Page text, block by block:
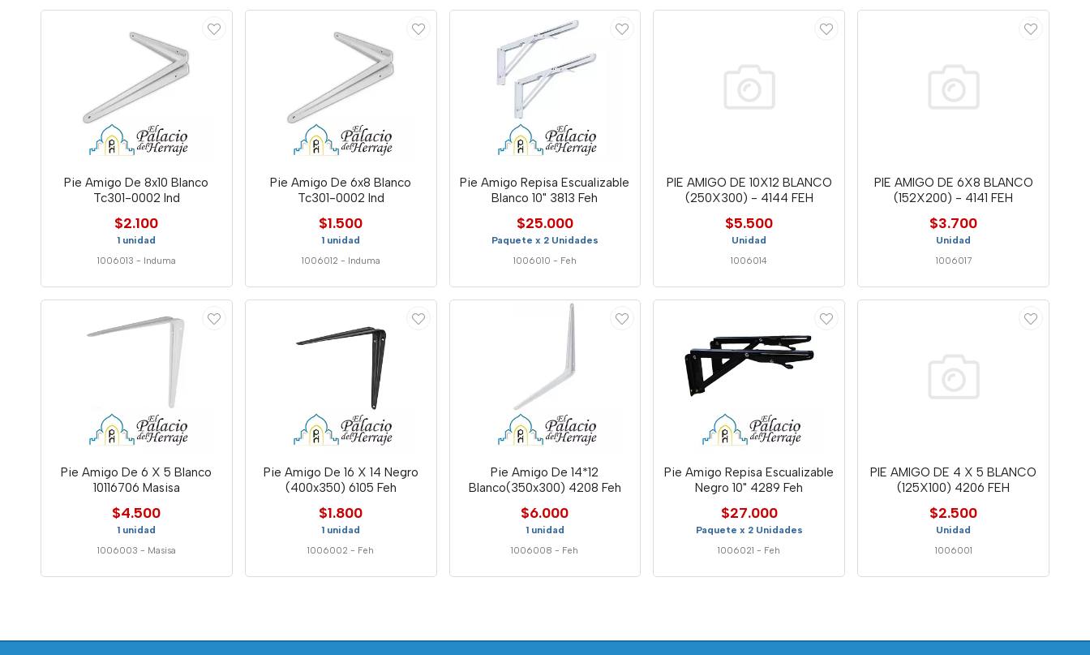
Pie Amigo De 8x10 Blanco
Tc301-0002 Ind
$2.100
1 unidad
1006013 - Induma
Pie Amigo De 6x8 Blanco
Tc301-0002 Ind
$1.500
1 unidad
1006012 - Induma
Pie Amigo Repisa Escualizable
Blanco 10" 3813 Feh
$25.000
Paquete x 2 Unidades
1006010 - Feh
PIE AMIGO DE 10X12 BLANCO
(250X300) - 4144 FEH
$5.500
Unidad
1006014
PIE AMIGO DE 6X8 BLANCO
(152X200) - 4141 FEH
$3.700
Unidad
1006017
Pie Amigo De 6 X 5 Blanco
10116706 Masisa
$4.500
1 unidad
1006003 - Masisa
Pie Amigo De 16 X 14 Negro
(400x350) 6105 Feh
$1.800
1 unidad
1006002 - Feh
Pie Amigo De 14*12
Blanco(350x300) 4208 Feh
$6.000
1 unidad
1006008 - Feh
Pie Amigo Repisa Escualizable
Negro 10" 4289 Feh
$27.000
Paquete x 2 Unidades
1006021 - Feh
PIE AMIGO DE 4 X 5 BLANCO
(125X100) 4206 FEH
$2.500
Unidad
1006001